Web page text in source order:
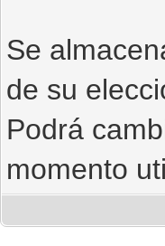
Se
de su
Podrá
momento